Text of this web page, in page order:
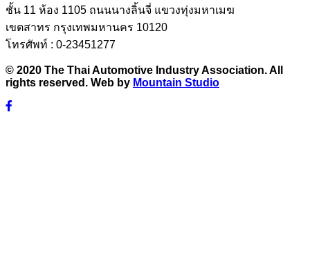
ชั้น 11 ห้อง 1105 ถนนนางลิ้นจี่ แขวงทุ่งมหาเมฆ
เขตสาทร กรุงเทพมหานคร 10120
โทรศัพท์ : 0-23451277
© 2020 The Thai Automotive Industry Association. All
rights reserved. Web by Mountain Studio